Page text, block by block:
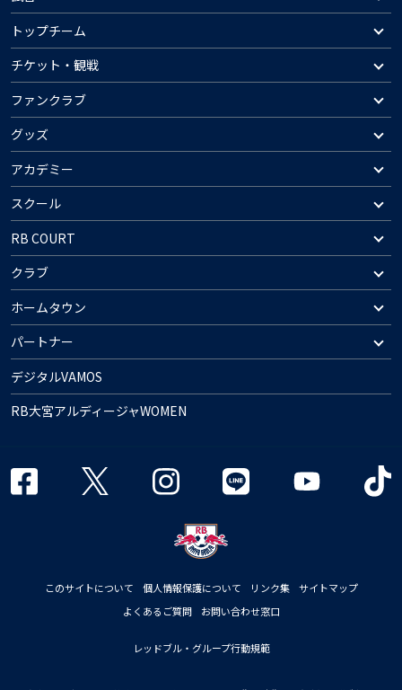
トップチーム
チケット・観戦
ファンクラブ
グッズ
アカデミー
スクール
RB COURT
クラブ
ホームタウン
パートナー
デジタルVAMOS
RB大宮アルディージャWOMEN
このサイトについて 個人情報保護について リンク集
サイトマップ
よくあるご質問
お問い合わせ窓口
レッドブル・グループ行動規範